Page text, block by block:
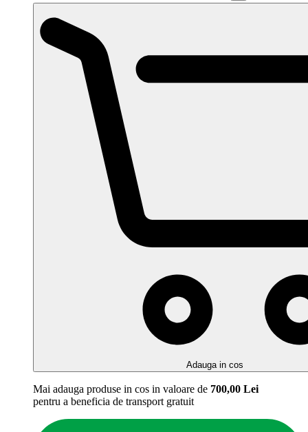
Adauga in cos
Mai adauga produse in cos in valoare de 700,00 Lei
pentru a beneficia de transport gratuit